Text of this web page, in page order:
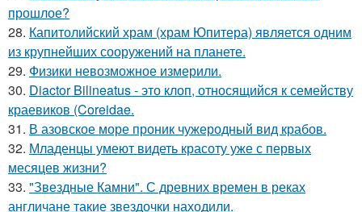
прошлое?
28. Капитолийский храм (храм Юпитера) является одним
из крупнейших сооружений на планете.
29. Физики невозможное измерили.
30. Diactor Bilineatus - это клоп, относящийся к семейству
краевиков (Coreidae.
31. В азовское море проник чужеродный вид крабов.
32. Младенцы умеют видеть красоту уже с первых
месяцев жизни?
33. "Звездные Камни". С древних времен в реках
англичане такие звездочки находили.